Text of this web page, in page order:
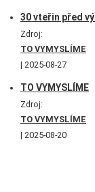
30 vteřin před
Zdroj:
TO VYMYSLÍME
2025-08-27
TO VYMYSLÍME
Zdroj:
TO VYMYSLÍME
2025-08-20